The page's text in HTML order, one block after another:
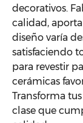
decorativos.
calidad,
diseño varía
satisfaciendo
para revestir
cerámicas
Transforma
clase que